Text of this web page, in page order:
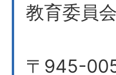
教育委員
〒945-